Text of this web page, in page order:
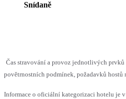
Snídaně
Čas stravování a provoz jednotlivých
povětrnostních podmínek, požadavků
Informace o oficiální kategorizaci hotelu je